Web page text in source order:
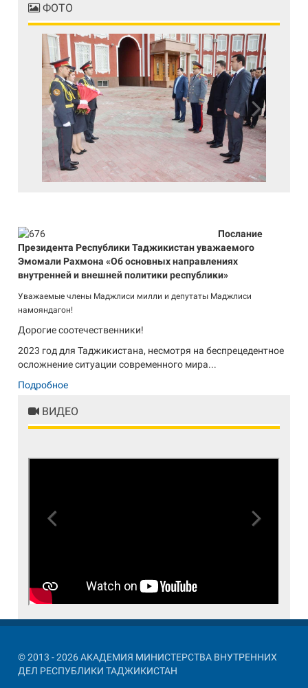
ФОТО
Previous Next
Послание
Президента Республики Таджикистан уважаемого
Эмомали Рахмона «Об основных направлениях
внутренней и внешней политики республики»
Уважаемые члены Маджлиси милли и депутаты Маджлиси
намояндагон!
Дорогие соотечественники!
2023 год для Таджикистана, несмотря на беспрецедентное
осложнение ситуации современного мира...
Подробное
ВИДЕО
© 2013 - 2026 АКАДЕМИЯ МИНИСТЕРСТВА ВНУТРЕННИХ
ДЕЛ РЕСПУБЛИКИ ТАДЖИКИСТАН